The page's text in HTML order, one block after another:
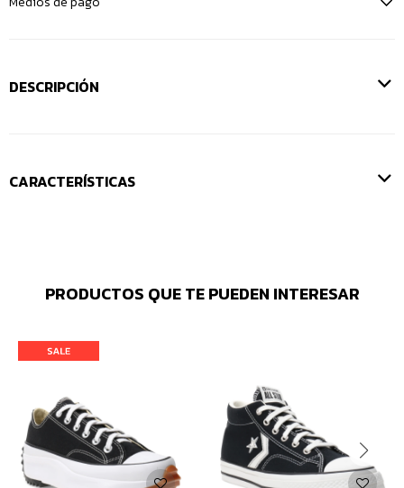
DESCRIPCIÓN
CARACTERÍSTICAS
PRODUCTOS QUE TE PUEDEN INTERESAR